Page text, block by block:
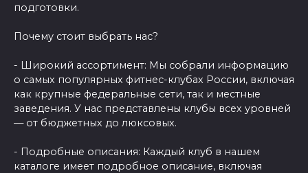
подготовки.
Почему стоит выбрать нас?
- Широкий ассортимент: Мы собрали информацию
о самых популярных фитнес-клубах России, включая
как крупные федеральные сети, так и местные
заведения. У нас представлены клубы всех уровней
— от бюджетных до люксовых.
- Подробные описания: Каждый клуб в нашем
каталоге имеет подробное описание, включая